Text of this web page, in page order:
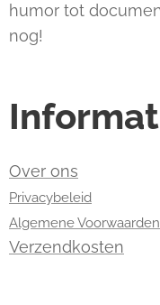
humor tot
nog!
Over ons
Privacybeleid
Algemene Voorwaarden
Verzendkosten